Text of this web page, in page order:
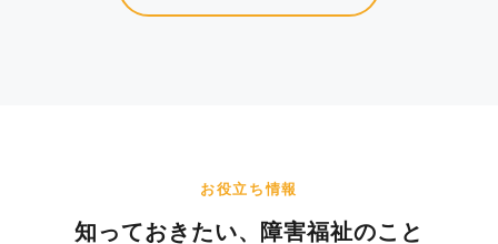
お役立ち情報
知っておきたい、障害福祉のこと